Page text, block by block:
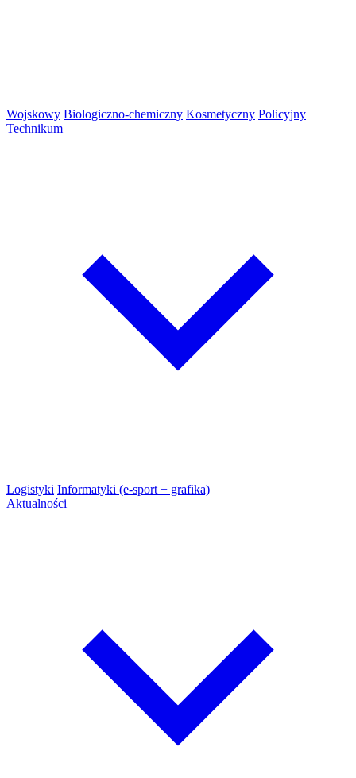
Wojskowy Biologiczno-chemiczny Kosmetyczny Policyjny
Technikum
Logistyki Informatyki (e-sport + grafika)
Aktualności